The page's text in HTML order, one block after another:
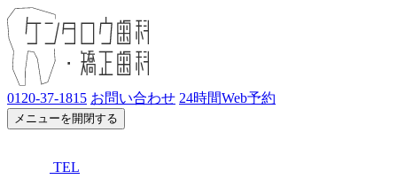
0120-37-1815 お問い合わせ 24時間Web予約
メニューを開閉する
TEL